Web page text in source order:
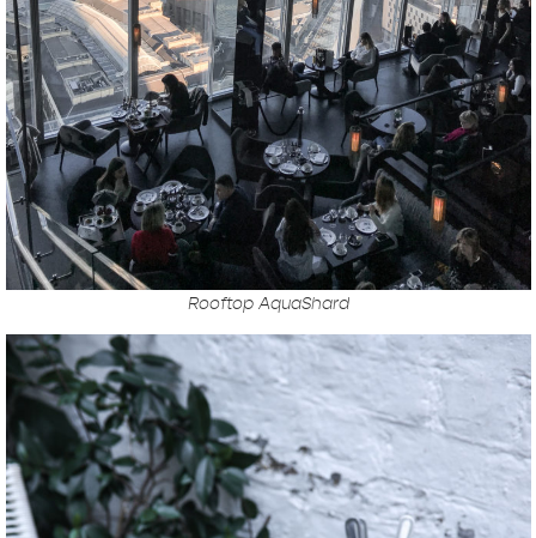
Rooftop AquaShard